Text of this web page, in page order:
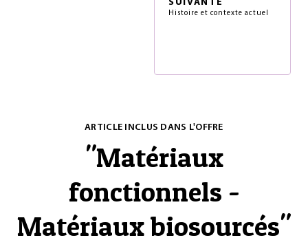
SUIVANTE
Histoire et contexte actuel
ARTICLE INCLUS DANS L'OFFRE
"Matériaux
fonctionnels -
Matériaux biosourcés"